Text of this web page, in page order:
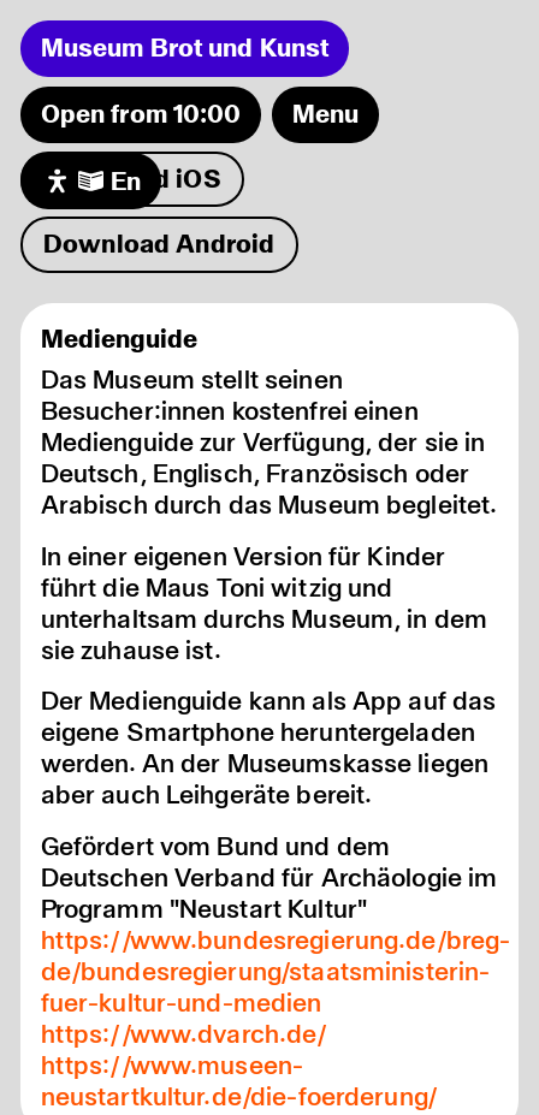
Museum Brot und Kunst
Open from 10:00
09.08 Sonntagsführung in der Dauerausstellung
11.08 Blüh auf Dein Herz
Ferienprogramm: Honigkuchen backen
19.08 Kuratorinnenführung mit Cocktail
Menu
Exhibitions
En
Download iOS
Download Android
Medienguide
Das Museum stellt seinen
Besucher:innen kostenfrei einen
Medienguide zur Verfügung, der sie in
Deutsch, Englisch, Französisch oder
Arabisch durch das Museum begleitet.
In einer eigenen Version für Kinder
führt die Maus Toni witzig und
unterhaltsam durchs Museum, in dem
sie zuhause ist.
Der Medienguide kann als App auf das
eigene Smartphone heruntergeladen
werden. An der Museumskasse liegen
aber auch Leihgeräte bereit.
Gefördert vom Bund und dem
Deutschen Verband für Archäologie im
Programm "Neustart Kultur"
https://www.bundesregierung.de/breg-
de/bundesregierung/staatsministerin-
fuer-kultur-und-medien
https://www.dvarch.de/
https://www.museen-
neustartkultur.de/die-foerderung/